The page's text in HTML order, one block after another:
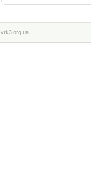
vrk3.org.ua